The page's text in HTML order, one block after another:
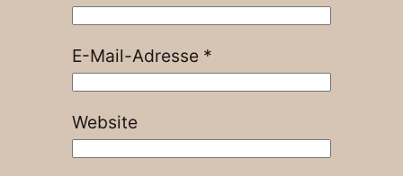
E-Mail-Adresse *
Website